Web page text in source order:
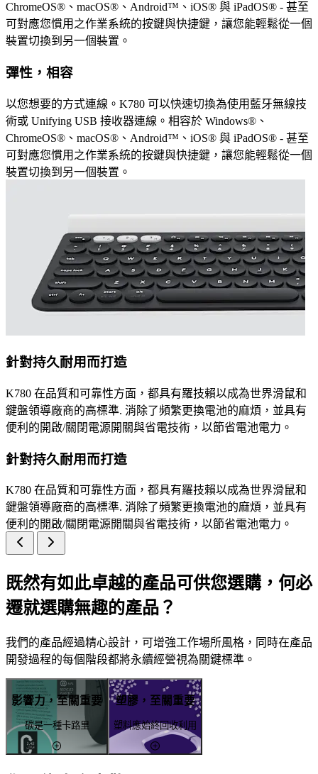
ChromeOS®、macOS®、Android™、iOS® 與 iPadOS® - 甚至
可對應您慣用之作業系統的按鍵與快捷鍵，讓您能輕鬆從一個
裝置切換到另一個裝置。
彈性，相容
以您想要的方式連線。K780 可以快速切換為使用藍牙無線技
術或 Unifying USB 接收器連線。相容於 Windows®、
ChromeOS®、macOS®、Android™、iOS® 與 iPadOS® - 甚至
可對應您慣用之作業系統的按鍵與快捷鍵，讓您能輕鬆從一個
裝置切換到另一個裝置。
針對持久耐用而打造
K780 在品質和可靠性方面，都具有羅技賴以成為世界滑鼠和
鍵盤領導廠商的高標準. 消除了頻繁更換電池的麻煩，並具有
便利的開啟/關閉電源開關與省電技術，以節省電池電力。
針對持久耐用而打造
K780 在品質和可靠性方面，都具有羅技賴以成為世界滑鼠和
鍵盤領導廠商的高標準. 消除了頻繁更換電池的麻煩，並具有
便利的開啟/關閉電源開關與省電技術，以節省電池電力。
既然有如此卓越的產品可供您選購，何必
遷就選購無趣的產品？
我們的產品經過精心設計，可增強工作場所風格，同時在產品
開發過程的每個階段都將永續經營視為關鍵標準。
影響力，至關重要
碳是一種卡路里
塑膠，至關重要
塑料應始終回收利用